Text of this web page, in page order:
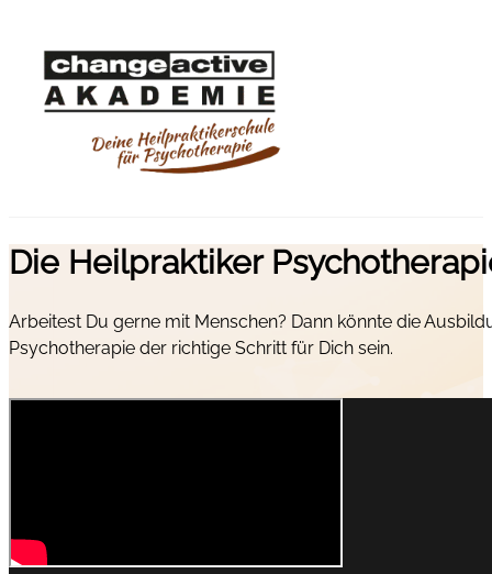
Die Heilpraktiker
Arbeitest Du gerne mit Menschen? Dann könnte die
Psychotherapie der richtige Schritt für Dich sein.